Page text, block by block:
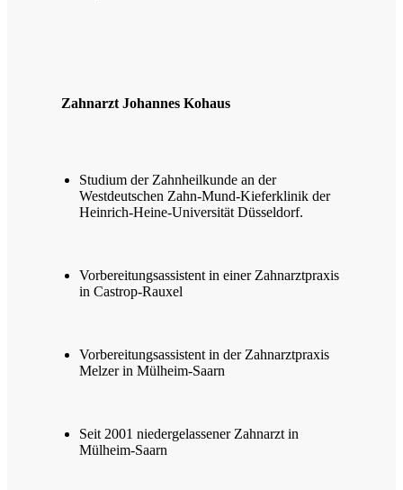
Zahnarzt Johannes Kohaus
Studium der Zahnheilkunde an der
Westdeutschen Zahn-Mund-Kieferklinik der
Heinrich-Heine-Universität Düsseldorf.
Vorbereitungsassistent in einer Zahnarztpraxis
in Castrop-Rauxel
Vorbereitungsassistent in der Zahnarztpraxis
Melzer in Mülheim-Saarn
Seit 2001 niedergelassener Zahnarzt in
Mülheim-Saarn